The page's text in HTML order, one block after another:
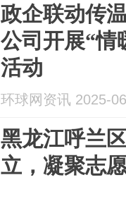
政企联动传
公司开展“情
活动
环球网资讯 2025-
黑龙江呼兰
立，凝聚志